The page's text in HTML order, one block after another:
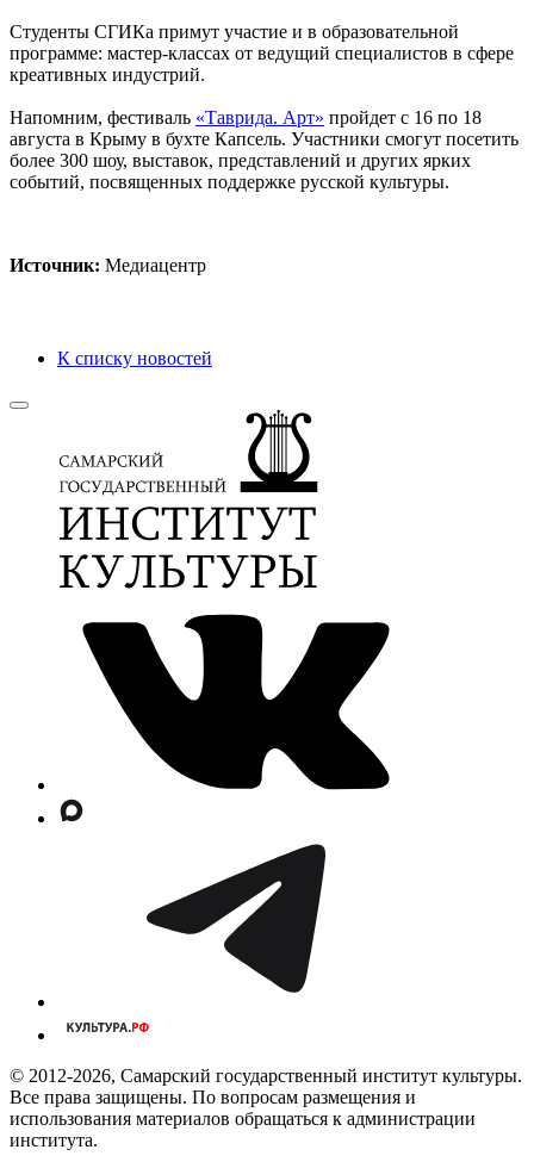
Студенты СГИКа примут участие и в образовательной
программе: мастер-классах от ведущий специалистов в сфере
креативных индустрий.
Напомним, фестиваль «Таврида. Арт» пройдет с 16 по 18
августа в Крыму в бухте Капсель. Участники смогут посетить
более 300 шоу, выставок, представлений и других ярких
событий, посвященных поддержке русской культуры.
Источник: Медиацентр
К списку новостей
© 2012-2026, Самарский государственный институт культуры.
Все права защищены. По вопросам размещения и
использования материалов обращаться к администрации
института.